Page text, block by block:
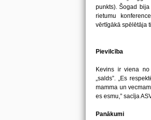
punkts). Šogad
rietumu
vērtīgākā spēlētāja
Pievilcība
Kevins ir viena
„salds”. „Es
mamma un
es esmu,” sacīja
Panākumi